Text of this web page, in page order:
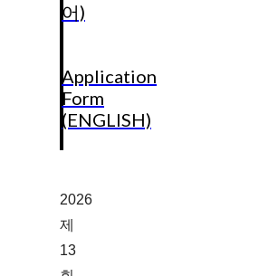
어)
Application
Form
(ENGLISH)
2026
제
13